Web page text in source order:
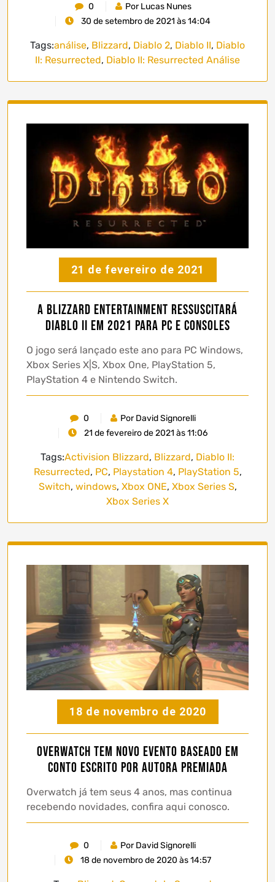
0
Por Lucas Nunes
30 de setembro de 2021 às 14:04
Tags:análise, Blizzard, Diablo 2, Diablo II, Diablo
II: Resurrected, Diablo II: Resurrected Análise
21 de fevereiro de 2021
A Blizzard Entertainment ressuscitará
Diablo II em 2021 para PC e consoles
O jogo será lançado este ano para PC Windows,
Xbox Series X|S, Xbox One, PlayStation 5,
PlayStation 4 e Nintendo Switch.
0
Por David Signorelli
21 de fevereiro de 2021 às 11:06
Tags:Activision Blizzard, Blizzard, Diablo II:
Resurrected, PC, Playstation 4, PlayStation 5,
Switch, windows, Xbox ONE, Xbox Series S,
Xbox Series X
18 de novembro de 2020
Overwatch tem novo evento baseado em
conto escrito por autora premiada
Overwatch já tem seus 4 anos, mas continua
recebendo novidades, confira aqui conosco.
0
Por David Signorelli
18 de novembro de 2020 às 14:57